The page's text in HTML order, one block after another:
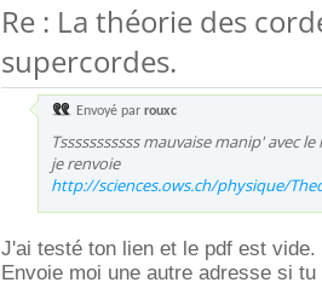
Re : La théorie des
supercordes.
Envoyé par rouxc
Tsssssssssss mauvaise manip' avec
je renvoie
http://sciences.ows.ch/physique/
J'ai testé ton lien et le pdf est vide.
Envoie moi une autre adresse si